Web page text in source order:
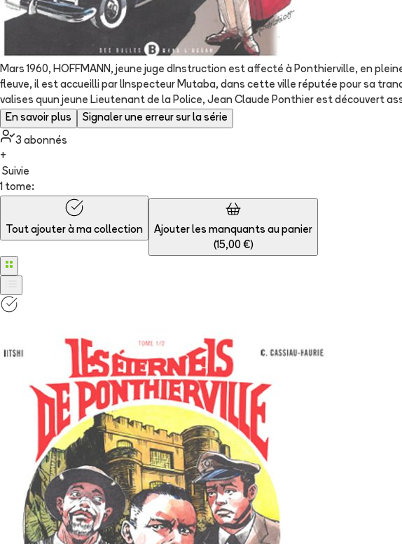
Mars 1960, HOFFMANN, jeune juge dInstruction est affecté à Ponthierville, en
fleuve, il est accueilli par lInspecteur Mutaba, dans cette ville réputée pour sa
valises quun jeune Lieutenant de la Police, Jean Claude Ponthier est découvert
En savoir plus
Signaler une erreur sur la série
3 abonnés
+
Suivie
1 tome:
Tout ajouter à ma collection
Ajouter les manquants au panier
(15,00 €)